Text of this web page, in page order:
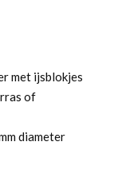
met ijsblokjes
of
diameter